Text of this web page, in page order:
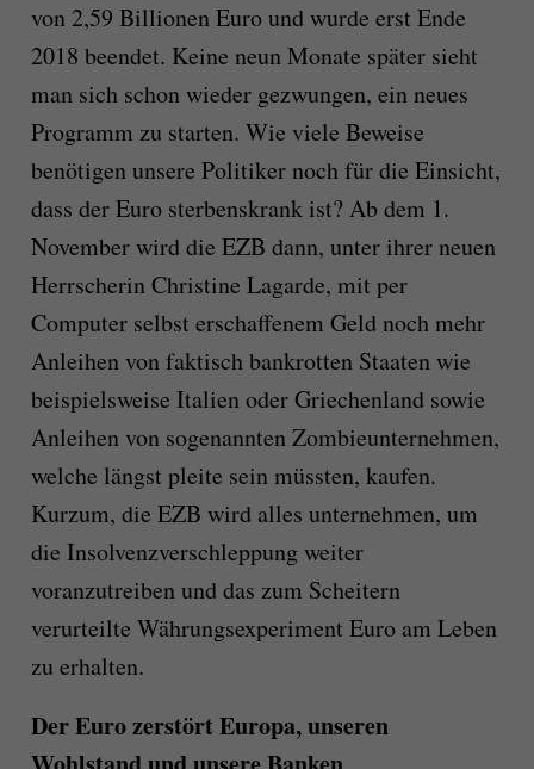
von 2,59 Billionen Euro und wurde erst Ende
2018 beendet. Keine neun Monate später sieht
man sich schon wieder gezwungen, ein neues
Programm zu starten. Wie viele Beweise
benötigen unsere Politiker noch für die Einsicht,
dass der Euro sterbenskrank ist? Ab dem 1.
November wird die EZB dann, unter ihrer neuen
Herrscherin Christine Lagarde, mit per
Computer selbst erschaffenem Geld noch mehr
Anleihen von faktisch bankrotten Staaten wie
beispielsweise Italien oder Griechenland sowie
Anleihen von sogenannten Zombieunternehmen,
welche längst pleite sein müssten, kaufen.
Kurzum, die EZB wird alles unternehmen, um
die Insolvenzverschleppung weiter
voranzutreiben und das zum Scheitern
verurteilte Währungsexperiment Euro am Leben
zu erhalten.
Der Euro zerstört Europa, unseren